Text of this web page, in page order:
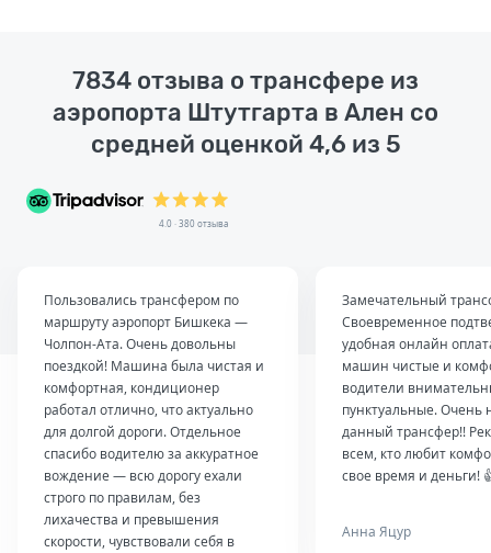
7834 отзыва о трансфере из
аэропорта Штутгарта в Ален со
средней оценкой 4,6 из 5
4.0 · 380 отзыва
Пользовались трансфером по
маршруту аэропорт Бишкека —
Чолпон-Ата. Очень довольны
поездкой! Машина была чистая и
комфортная, кондиционер
работал отлично, что актуально
для долгой дороги. Отдельное
спасибо водителю за аккуратное
вождение — всю дорогу ехали
строго по правилам, без
лихачества и превышения
скорости, чувствовали себя в
Замечательный
Своевременное
удобная онлайн
машин чистые и
водители
пунктуальные. Очень
данный трансфер!!
всем, кто любит
свое время и деньги!
Анна Яцур